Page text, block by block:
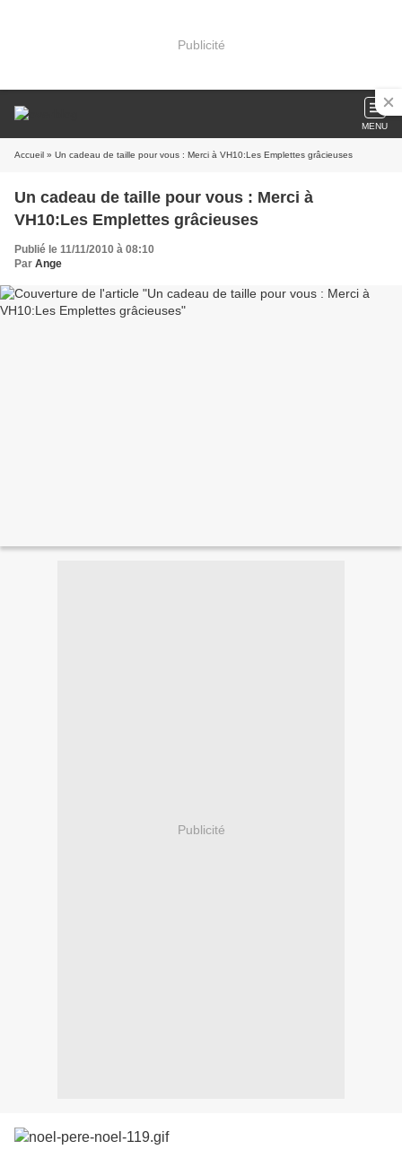
Publicité
MENU
Accueil » Un cadeau de taille pour vous : Merci à VH10:Les Emplettes grâcieuses
Un cadeau de taille pour vous : Merci à
VH10:Les Emplettes grâcieuses
Publié le 11/11/2010 à 08:10
Par Ange
Publicité